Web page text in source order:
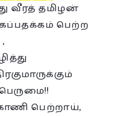
வீரத் தமிழன்
பெற்ற
பெற்றாய்,